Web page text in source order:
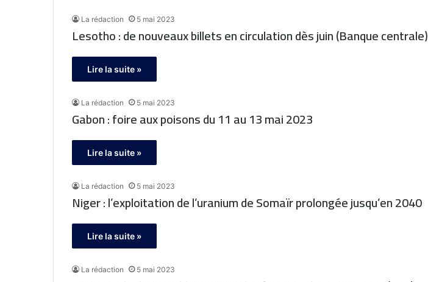
La rédaction 5 mai 2023
Lesotho : de nouveaux billets en circulation dès juin (Banque centrale)
Lire la suite »
La rédaction 5 mai 2023
Gabon : foire aux poisons du 11 au 13 mai 2023
Lire la suite »
La rédaction 5 mai 2023
Niger : l’exploitation de l’uranium de Somaïr prolongée jusqu’en 2040
Lire la suite »
La rédaction 5 mai 2023